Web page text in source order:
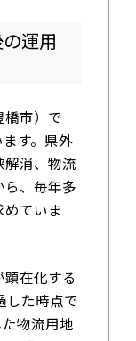
運用
橋市）で
す。県外
解消、物流
、毎年多
めていま
在化する
した時点で
物流用地